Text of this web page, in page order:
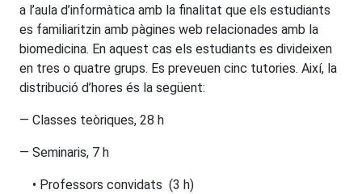
a l’aula d’informàtica amb la finalitat que els estudiants
es familiaritzin amb pàgines web relacionades amb la
biomedicina. En aquest cas els estudiants es divideixen
en tres o quatre grups. Es preveuen cinc tutories. Així, la
distribució d’hores és la següent:
— Classes teòriques, 28 h
— Seminaris, 7 h
• Professors convidats (3 h)